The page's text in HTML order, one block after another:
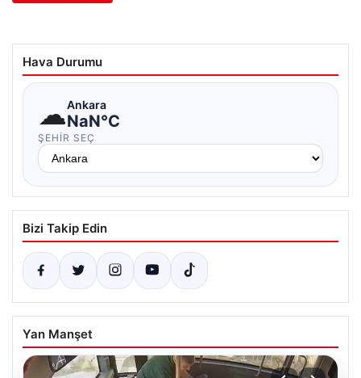
Hava Durumu
☁Ankara
NaN°C
ŞEHIR SEÇ
Bizi Takip Edin
Yan Manşet